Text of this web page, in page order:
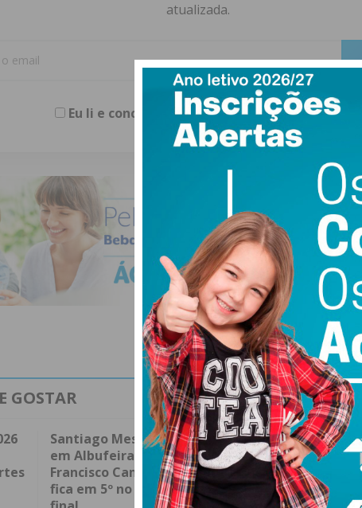
atualizada.
Eu li e concordo com ostermos e condições
GOSTAR
Santiago Mesa vence
em Albufeira e
Francisco Campos
fica em 5º no sprint
AGRIVAL 2026
arranca em Penafiel
com recinto
renovado e presença